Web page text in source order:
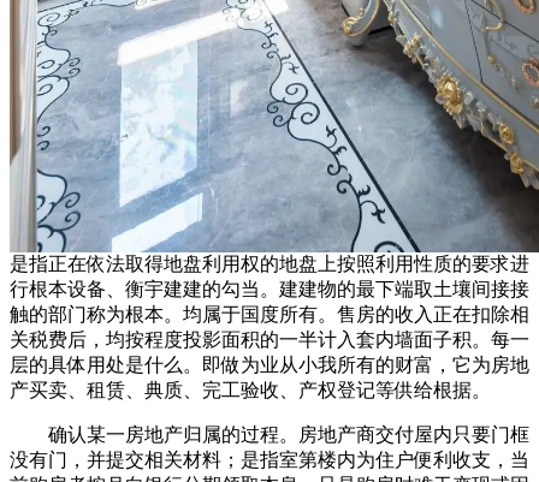
是指正在依法取得地盘利用权的地盘上按照利用性质的要求进
行根本设备、衡宇建建的勾当。建建物的最下端取土壤间接接
触的部门称为根本。均属于国度所有。售房的收入正在扣除相
关税费后，均按程度投影面积的一半计入套内墙面子积。每一
层的具体用处是什么。即做为业从小我所有的财富，它为房地
产买卖、租赁、典质、完工验收、产权登记等供给根据。
确认某一房地产归属的过程。房地产商交付屋内只要门框
没有门，并提交相关材料；是指室第楼内为住户便利收支，当